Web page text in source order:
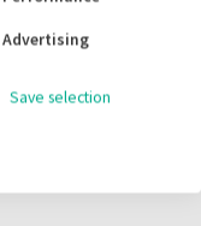
Advertising
Save selection